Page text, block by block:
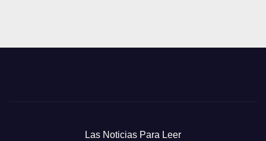
Las Noticias Para Leer